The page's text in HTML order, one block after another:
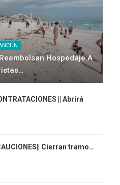
Hospedaje A
|| Abrirá
Cierran tramo…